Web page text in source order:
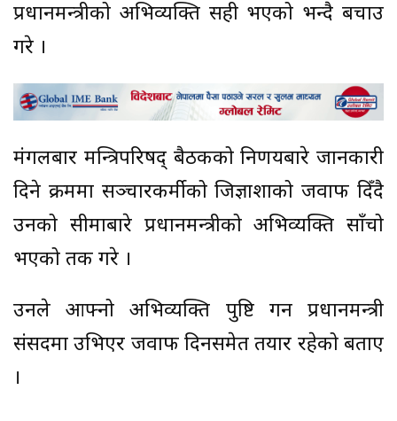
प्रधानमन्त्रीको अभिव्यक्ति सही भएको भन्दै बचाउ
गरे ।
मंगलबार मन्त्रिपरिषद् बैठकको निर्णयबारे जानकारी
दिने क्रममा सञ्चारकर्मीको जिज्ञाशाको जवाफ दिँदै
उनको सीमाबारे प्रधानमन्त्रीको अभिव्यक्ति साँचो
भएको तर्क गरे ।
उनले आफ्नो अभिव्यक्ति पुष्टि गर्न प्रधानमन्त्री
संसदमा उभिएर जवाफ दिनसमेत तयार रहेको बताए
।